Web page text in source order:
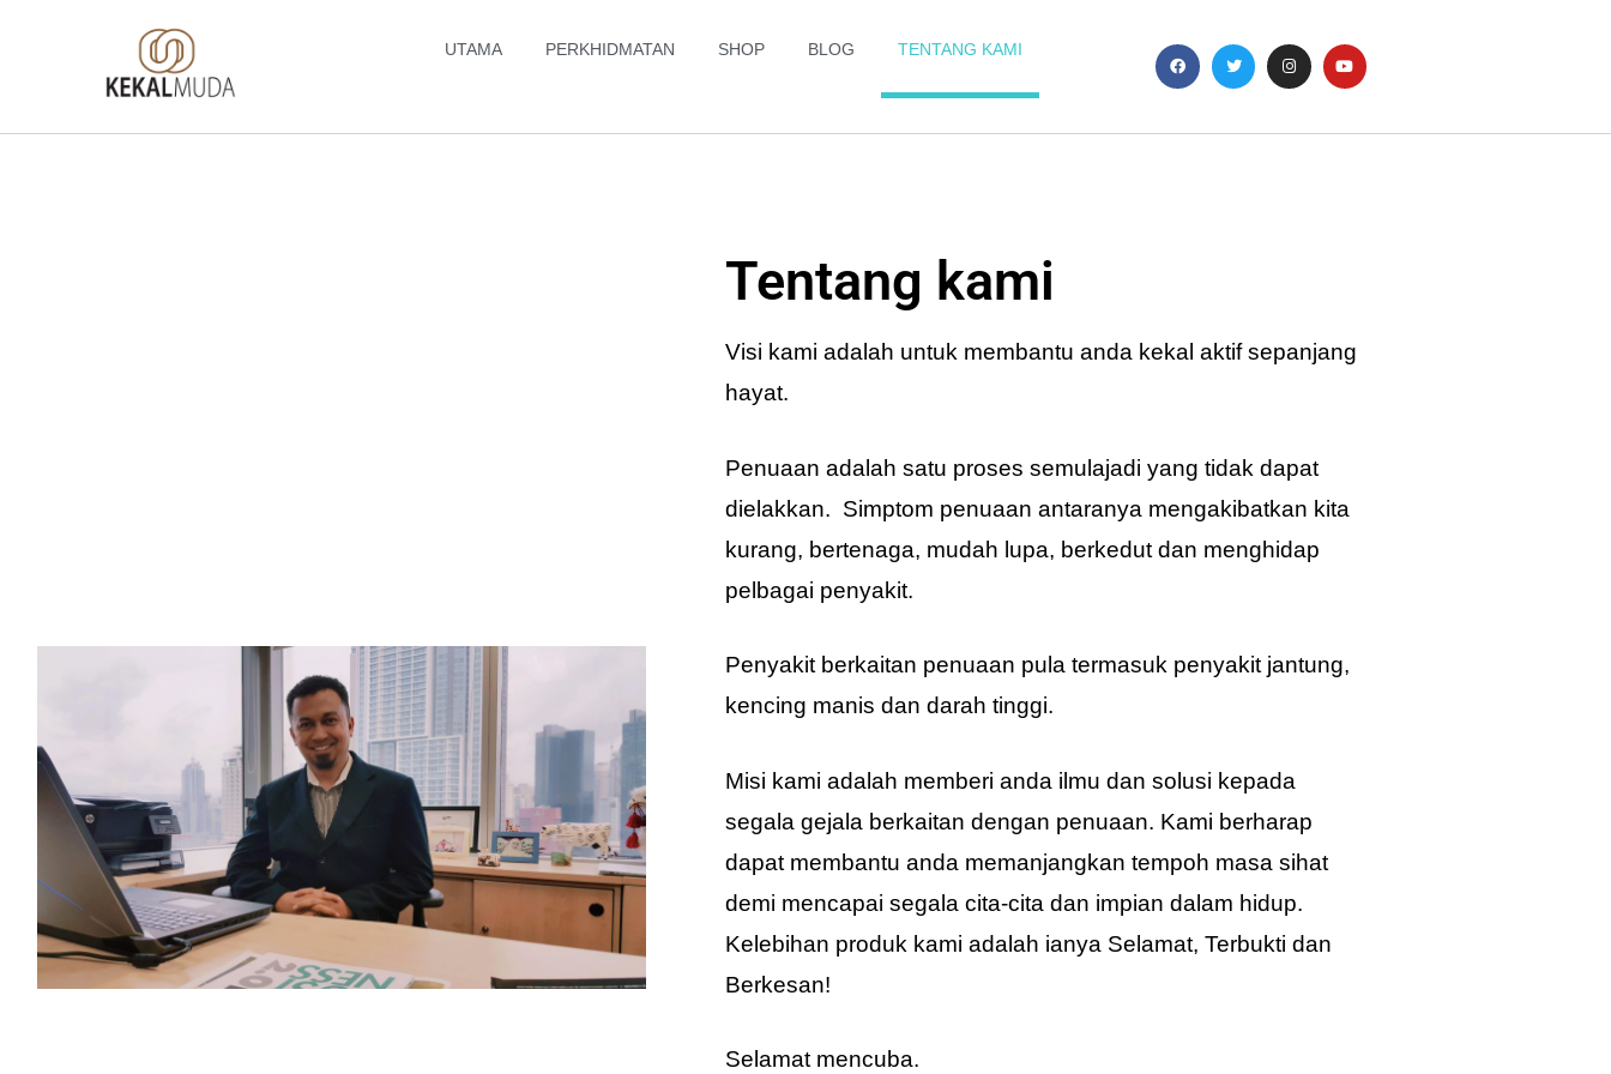
UTAMA PERKHIDMATAN SHOP BLOG TENTANG KAMI
Tentang kami
Visi kami adalah untuk membantu anda kekal aktif sepanjang
hayat.
Penuaan adalah satu proses semulajadi yang tidak dapat
dielakkan. Simptom penuaan antaranya mengakibatkan kita
kurang, bertenaga, mudah lupa, berkedut dan menghidap
pelbagai penyakit.
Penyakit berkaitan penuaan pula termasuk penyakit jantung,
kencing manis dan darah tinggi.
Misi kami adalah memberi anda ilmu dan solusi kepada
segala gejala berkaitan dengan penuaan. Kami berharap
dapat membantu anda memanjangkan tempoh masa sihat
demi mencapai segala cita-cita dan impian dalam hidup.
Kelebihan produk kami adalah ianya Selamat, Terbukti dan
Berkesan!
Selamat mencuba.